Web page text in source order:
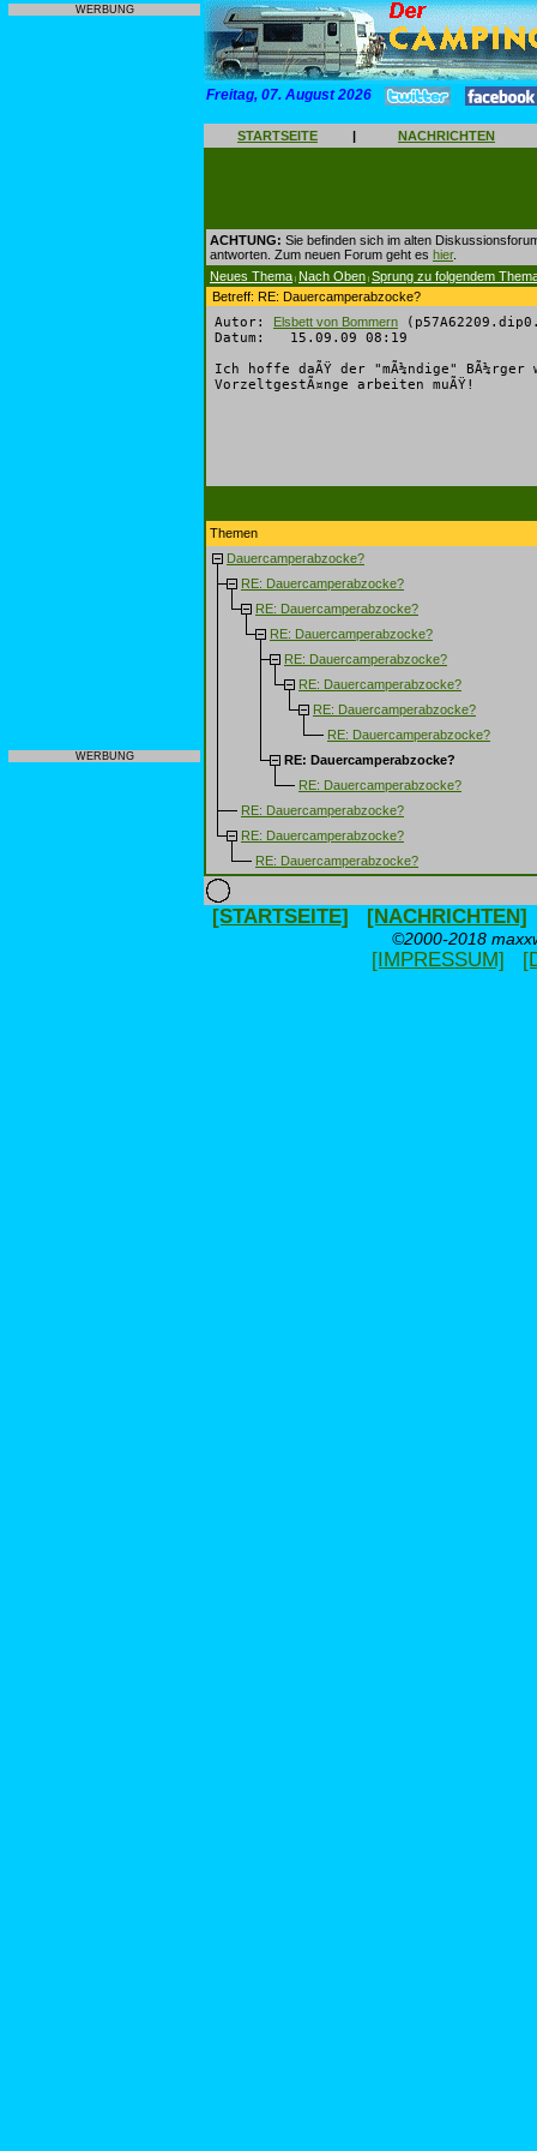
WERBUNG
WERBUNG
Freitag, 07. August 2026
STARTSEITE | NACHRICHTEN
ACHTUNG: Sie befinden sich im alten
antworten. Zum neuen Forum geht es hier.
Neues Thema | Nach Oben | Sprung zu folgendem
Betreff: RE: Dauercamperabzocke?
Autor: Elsbett von Bommern
Datum: 15.09.09 08:19
Ich hoffe daÃŸ der "mÃ¼ndige"
VorzeltgestÃ¤nge arbeiten muÃŸ!
Themen
Dauercamperabzocke?
RE: Dauercamperabzocke?
RE: Dauercamperabzocke?
RE: Dauercamperabzocke?
RE: Dauercamperabzocke?
RE: Dauercamperabzocke?
RE: Dauercamperabzocke?
RE: Dauercamperabzocke?
RE: Dauercamperabzocke?
RE: Dauercamperabzocke?
RE: Dauercamperabzocke?
RE: Dauercamperabzocke?
RE: Dauercamperabzocke?
[STARTSEITE] [NACHRICHTEN]
©2000-2018
[IMPRESSUM]